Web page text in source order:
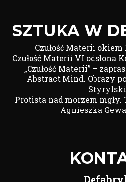
SZTUKA W
Czułość Materii okiem
Czułość Materii VI odsłona
„Czułość Materii” –
Abstract Mind. Obrazy
Protista nad morzem mgły.
Agnieszka